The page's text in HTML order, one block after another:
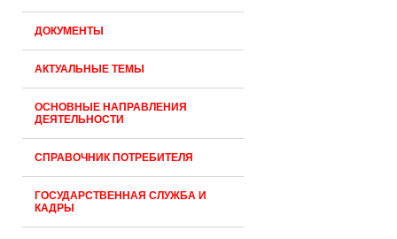
ДОКУМЕНТЫ
АКТУАЛЬНЫЕ ТЕМЫ
ОСНОВНЫЕ НАПРАВЛЕНИЯ
ДЕЯТЕЛЬНОСТИ
СПРАВОЧНИК ПОТРЕБИТЕЛЯ
ГОСУДАРСТВЕННАЯ СЛУЖБА И
КАДРЫ